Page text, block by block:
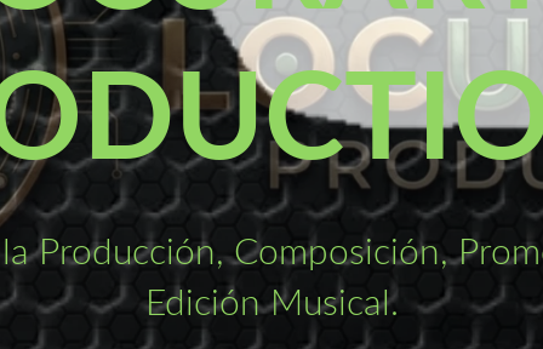
Producción, Composición,
Edición Musical.